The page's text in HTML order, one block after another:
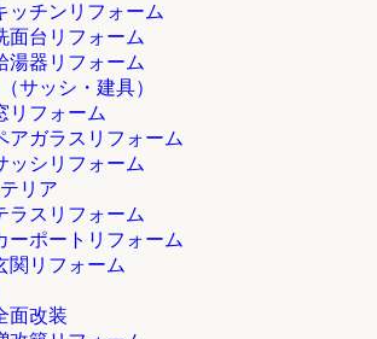
ッチンリフォーム
面台リフォーム
湯器リフォーム
サッシ・建具）
リフォーム
アガラスリフォーム
ッシリフォーム
リア
ラスリフォーム
ーポートリフォーム
関リフォーム
面改装